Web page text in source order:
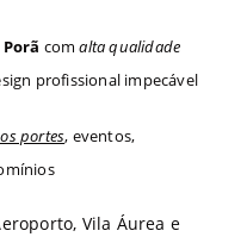
comalta qualidade
profissional impecável
portes, eventos,
Vila Áurea e